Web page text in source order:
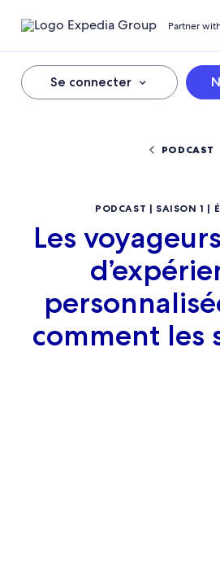
Partner
Se connecter
PODCAST
PODCAST | SAISON 1 |
Les
comment les